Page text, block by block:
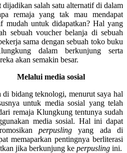
salah satu alternatif di dalam
remaja yang tak mau mendapat
mudah untuk didapatkan? Hal yang
sebuah voucher belanja di sebuah
sama dengan sebuah toko buku
dalam berkunjung serta
akan semakin besar.
Melalui media sosial
bidang teknologi, menurut saya hal
untuk media sosial yang telah
remaja Klungkung tentunya sudah
media sosial. Hal ini dapat
perpusling yang ada di
memaparkan pentingnya berliterasi
jika berkunjung ke perpusling ini.